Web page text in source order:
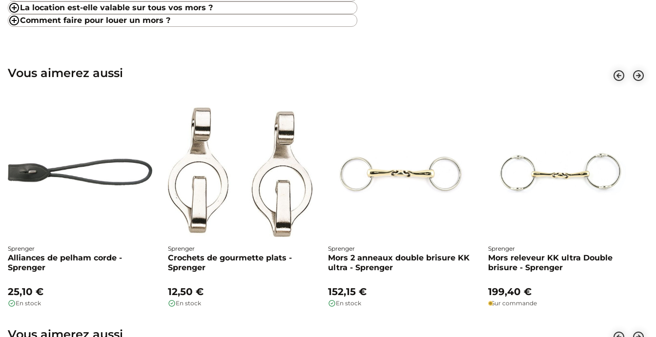
La location est-elle valable sur tous vos mors ?
Comment faire pour louer un mors ?
Vous aimerez aussi
Sprenger
Alliances de pelham corde -
Sprenger
25,10 €
En stock
Sprenger
Crochets de gourmette plats -
Sprenger
12,50 €
En stock
Sprenger
Mors 2 anneaux double brisure KK
ultra - Sprenger
152,15 €
En stock
Sprenger
Mors releveur KK ultra Double
brisure - Sprenger
199,40 €
Sur commande